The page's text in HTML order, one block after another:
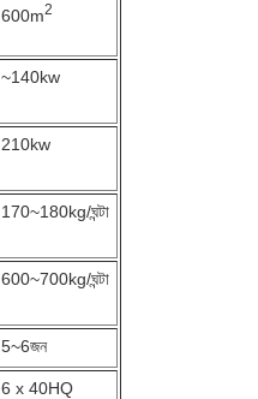
600m2
~140kw
210kw
170~180kg/ঘন্টা
600~700kg/ঘন্টা
5~6জন
6 x 40HQ